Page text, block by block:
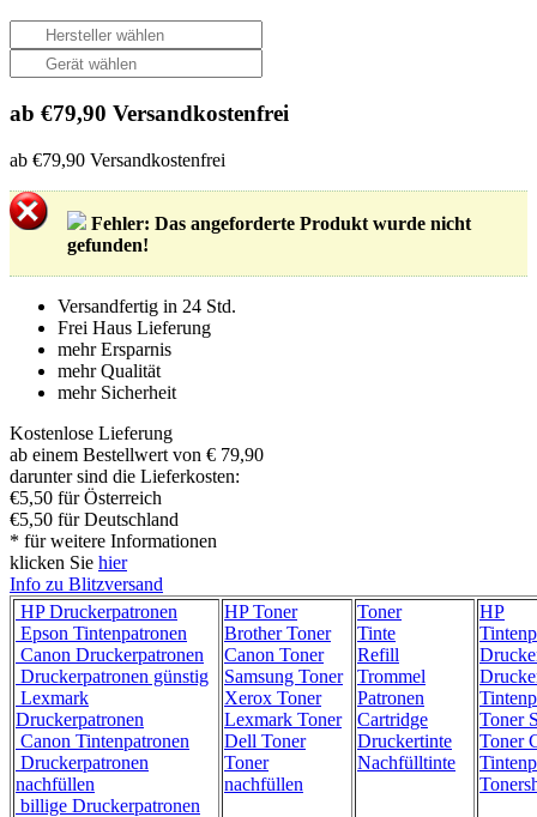
ab €79,90 Versandkostenfrei
ab €79,90 Versandkostenfrei
Fehler: Das angeforderte Produkt wurde nicht
gefunden!
Versandfertig in 24 Std.
Frei Haus Lieferung
mehr Ersparnis
mehr Qualität
mehr Sicherheit
Kostenlose Lieferung
ab einem Bestellwert von € 79,90
darunter sind die Lieferkosten:
€5,50 für Österreich
€5,50 für Deutschland
* für weitere Informationen
klicken Sie hier
Info zu Blitzversand
HP Druckerpatronen
Epson Tintenpatronen
Canon Druckerpatronen
Druckerpatronen günstig
Lexmark
Druckerpatronen
Canon Tintenpatronen
Druckerpatronen
nachfüllen
billige Druckerpatronen
HP Toner
Brother Toner
Canon Toner
Samsung Toner
Xerox Toner
Lexmark Toner
Dell Toner
Toner
nachfüllen
Toner
Tinte
Refill
Trommel
Patronen
Cartridge
Druckertinte
Nachfülltinte
HP
Toner
Toner